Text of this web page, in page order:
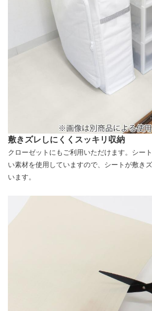
敷きズレしにくくスッキリ収納
クローゼットにもご利用いただけます。シー
い素材を使用していますので、シートが敷き
います。